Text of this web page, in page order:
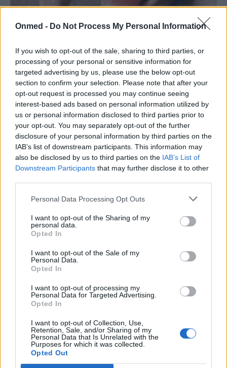
Onmed - Do Not Process My Personal Information
If you wish to opt-out of the sale, sharing to third parties, or
processing of your personal or sensitive information for
targeted advertising by us, please use the below opt-out
section to confirm your selection. Please note that after your
opt-out request is processed you may continue seeing
interest-based ads based on personal information utilized by
us or personal information disclosed to third parties prior to
your opt-out. You may separately opt-out of the further
disclosure of your personal information by third parties on the
IAB’s list of downstream participants. This information may
also be disclosed by us to third parties on the IAB’s List of
Downstream Participants that may further disclose it to other
Personal Data Processing Opt Outs
I want to opt-out of the Sharing of my
personal data.
Opted In
I want to opt-out of the Sale of my
Personal Data.
Opted In
I want to opt-out of processing my
Personal Data for Targeted Advertising.
Opted In
I want to opt-out of Collection, Use,
Retention, Sale, and/or Sharing of my
Personal Data that Is Unrelated with the
Purposes for which it was collected.
Opted Out
Ποιες αρθρώσεις επηρεάζονται
πρώτες ανάλογα με τον τύπο
αρθρίτιδας
Ρευματοειδής Αρθρίτιδα
: Δάχτυλα, καρποί,
πόδια
Οστεοαρθρίτιδα: Γόνατα, ισχία, χέρια,
Ψωριασική αρθρίτιδα: Δάκτυλα (συχνά
δάχτυλα των ποδιών
αστράγαλοι, γόνατα
Πότε να επισκεφτείτε γιατρό
Μην περιμένετε μέχρι ο πόνος να γίνει σταθερός
ή έντονος. Επισκεφθείτε γιατρό εάν:
Τα συμπτώματα διαρκούν περισσότερο από